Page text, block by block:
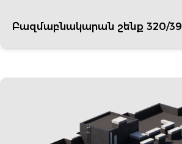
Բազմաբնակարան շենք 320/39